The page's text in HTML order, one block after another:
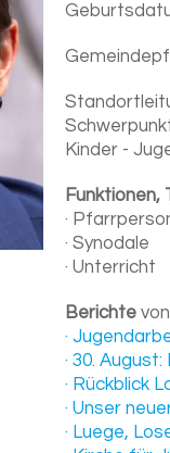
Kinder -
Funktionen,
·
· Synodale
· Unterricht
Berichte
·
· 30.
· Rückblick
· Unser
· Luege,